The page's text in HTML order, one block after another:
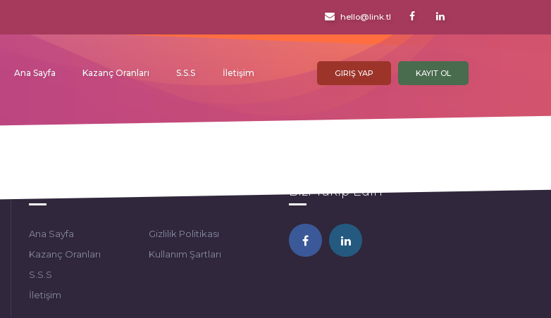
hello@link.tl
Ana Sayfa Kazanç Oranları S.S.S İletişim GIRIŞ YAP KAYIT OL
Ana Sayfa
Kazanç Oranları
S.S.S
İletişim
Gizlilik Politikası
Kullanım Şartları
Bizi Takip Edin